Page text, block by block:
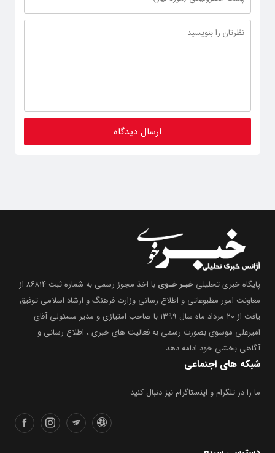
پایگاه خبری تحلیلی خبـر خـوی
با اخذ مجوز رسمی به شماره ثبت ۸۶۸۱۴ از
معاونت امور مطبوعاتی و اطلاع رسانی وزارت فرهنگ و ارشاد اسلامی توفیق
یافت از ۲۰ مرداد ماه سال ۱۳۹۹ با صاحب امتیازی و مدیر مسئولی آقای
امیرعلی موسوی بصورت رسمی به فعالیت های خبری ، اطلاع رسانی و
آگاهی بخشیِ خود ادامه دهد .
شبکه های اجتماعی
ما را در تلگرام و اینستاگرام نیز دنبال کنید